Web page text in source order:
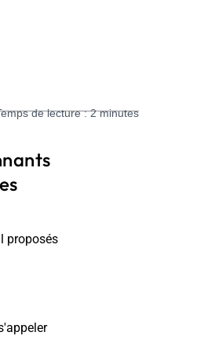
de lecture : 2 minutes
proposés